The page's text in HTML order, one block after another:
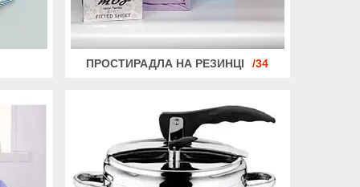
ПРОСТИРАДЛА НА РЕЗИНЦІ 34